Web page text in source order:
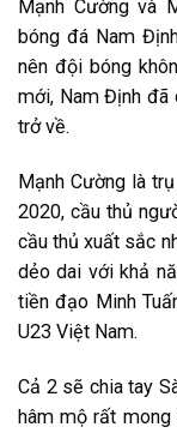
Mạnh Cường và
bóng đá Nam
nên đội bóng
mới, Nam Định đã
trở về.
Mạnh Cường là
2020, cầu thủ
cầu thủ xuất sắc
dẻo dai với khả
tiền đạo Minh
U23 Việt Nam.
Cả 2 sẽ chia tay
hâm mộ rất mong